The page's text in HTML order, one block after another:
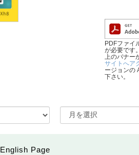
PDFファイ
が必要です。
上のバナー
サイトへア
ージョンの
下さい。
English Page